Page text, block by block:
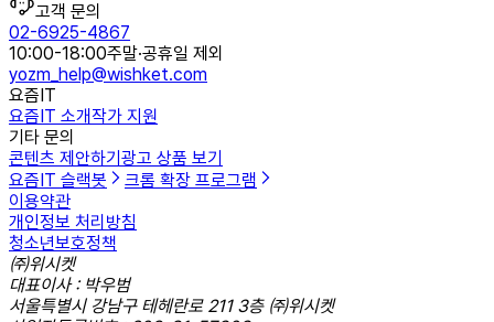
고객 문의
02-6925-4867
10:00-18:00주말·공휴일 제외
yozm_help@wishket.com
요즘IT
요즘IT 소개작가 지원
기타 문의
콘텐츠 제안하기 광고 상품 보기
요즘IT 슬랙봇
크롬 확장 프로그램
이용약관
개인정보 처리방침
청소년보호정책
㈜위시켓
대표이사 : 박우범
서울특별시 강남구 테헤란로 211 3층 ㈜위시켓